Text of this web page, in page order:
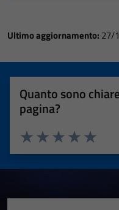
Ultimo aggiornamento: 27/
Quanto sono
pagina?
Valuta
Valuta 4
Valuta 3 stelle
Valuta 2 stelle su 5
Valuta 1 stelle su 5